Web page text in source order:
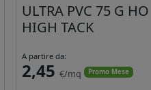
ULTRA PVC 75 G HO
HIGH TACK
A partire da:
2,45 €/mq Promo Mese